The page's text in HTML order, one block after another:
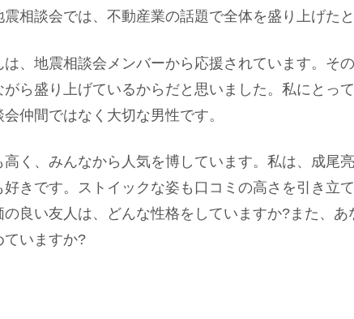
相談会では、不動産業の話題で全体を盛り上げたと
は、地震相談会メンバーから応援されています。そ
ら盛り上げているからだと思いました。私にとっ
仲間ではなく大切な男性です。
高く、みんなから人気を博しています。私は、成尾
好きです。ストイックな姿も口コミの高さを引き立
の良い友人は、どんな性格をしていますか?また、あ
ていますか?